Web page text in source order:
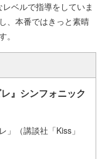
ベルで指導をしていま
、本番ではきっと素晴
。
』シンフォニック
」（講談社「Kiss」